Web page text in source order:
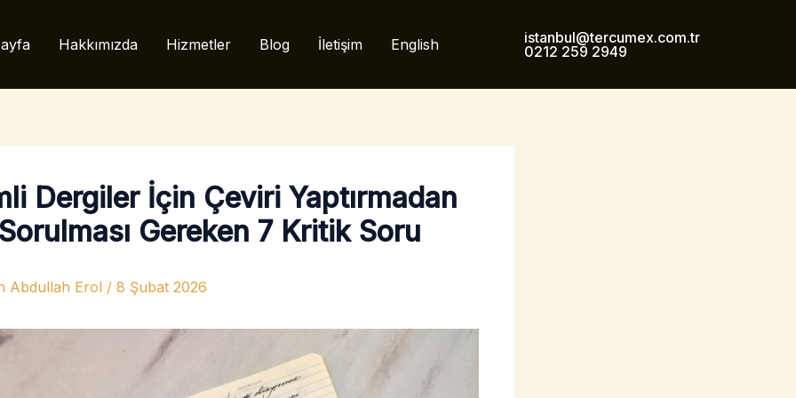
Hakkımızda Hizmetler Blog İletişim English
istanbul@tercumex.com.tr
0212 259 2949
Dergiler İçin Çeviri Yaptırmadan
Gereken 7 Kritik Soru
Abdullah Erol / 8 Şubat 2026